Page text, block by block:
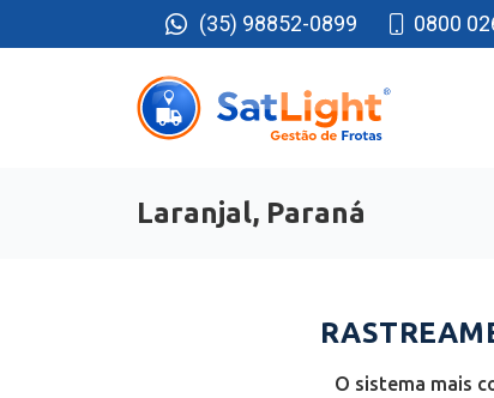
(35) 98852-0899 0800
Laranjal, Paraná
O sistema mais